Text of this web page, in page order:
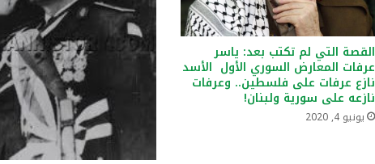
القصة التي لم تكتب بعد: ياسر
عرفات المعارض السوري الأول الأسد
نازع عرفات على فلسطين.. وعرفات
نازعه على سورية ولبنان!
يونيو 4, 2020